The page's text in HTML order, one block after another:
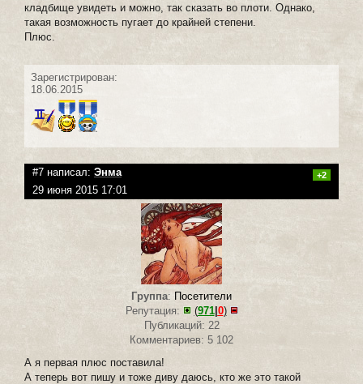
кладбище увидеть и можно, так сказать во плоти. Однако,
такая возможность пугает до крайней степени.
Плюс.
Зарегистрирован:
18.06.2015
#7 написал: Энма +2
29 июня 2015 17:01
Группа: Посетители
Репутация:
(971| 0)
Публикаций: 22
Комментариев: 5 102
А я первая плюс поставила!
А теперь вот пишу и тоже диву даюсь, кто же это такой